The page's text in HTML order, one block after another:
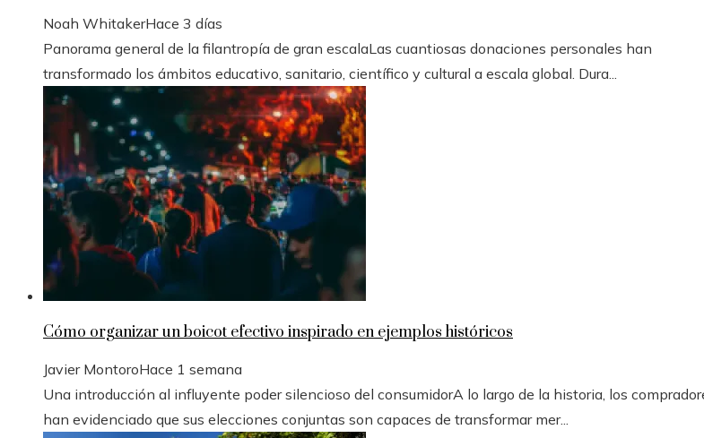
Noah WhitakerHace 3 días
Panorama general de la filantropía de gran escalaLas cuantiosas donaciones personales han
transformado los ámbitos educativo, sanitario, científico y cultural a escala global. Dura...
Cómo organizar un boicot efectivo inspirado en ejemplos históricos
Javier MontoroHace 1 semana
Una introducción al influyente poder silencioso del consumidorA lo largo de la historia, los
han evidenciado que sus elecciones conjuntas son capaces de transformar mer...